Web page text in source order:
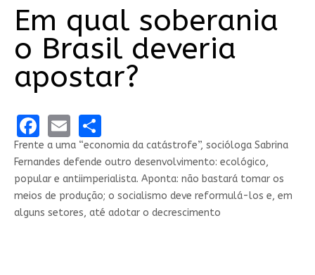
Em qual soberania
o Brasil deveria
apostar?
Facebook
EmailShare
Frente a uma “economia da catástrofe”, socióloga Sabrina
Fernandes defende outro desenvolvimento: ecológico,
popular e antiimperialista. Aponta: não bastará tomar os
meios de produção; o socialismo deve reformulá-los e, em
alguns setores, até adotar o decrescimento